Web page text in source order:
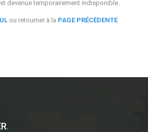
devenue temporairement indisponible.
ou retourner à la PAGE PRÉCÉDENTE
.